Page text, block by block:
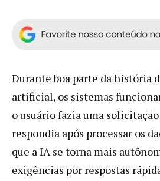
Durante boa parte da história
artificial, os sistemas
o usuário fazia uma
respondia após processar os
que a IA se torna mais
exigências por respostas